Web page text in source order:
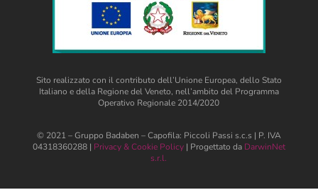
Sito realizzato con il contributo dell’Unione Europea, dello Stato
Italiano e della Regione del Veneto, nell’ambito del Programma
Operativo Regionale 2014/2020
© 2021 – Gruppo Badaben – Capofila: Piccoli Passi s.c.s | P. IVA
04318360288 | Privacy & Cookie Policy| Progettato da DarwinNet
s.r.l.